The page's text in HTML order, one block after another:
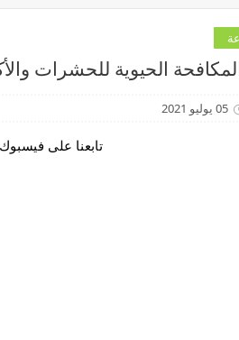
الحيوية للحشرات
05 يوليو 2021
تابعنا على